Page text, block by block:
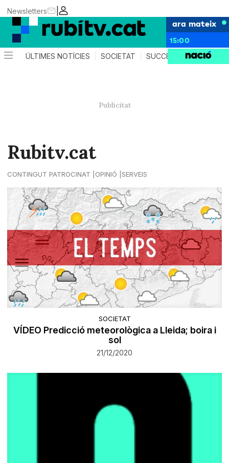
|
Newsletters
ara mateix
15:00
ÚLTIMES NOTÍCIES SOCIETAT SUCCESSOS
Rubitv.cat
CONTINGUT PATROCINAT OPINIÓ SERVEIS
SOCIETAT
VÍDEO Predicció meteorològica a Lleida; boira i
sol
21/12/2020